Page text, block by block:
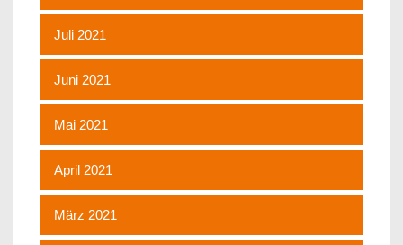
Juli 2021
Juni 2021
Mai 2021
April 2021
März 2021